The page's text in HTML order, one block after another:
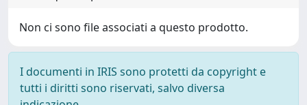
Non ci sono file associati a questo prodotto.
I documenti in IRIS sono protetti da copyright e
tutti i diritti sono riservati, salvo diversa